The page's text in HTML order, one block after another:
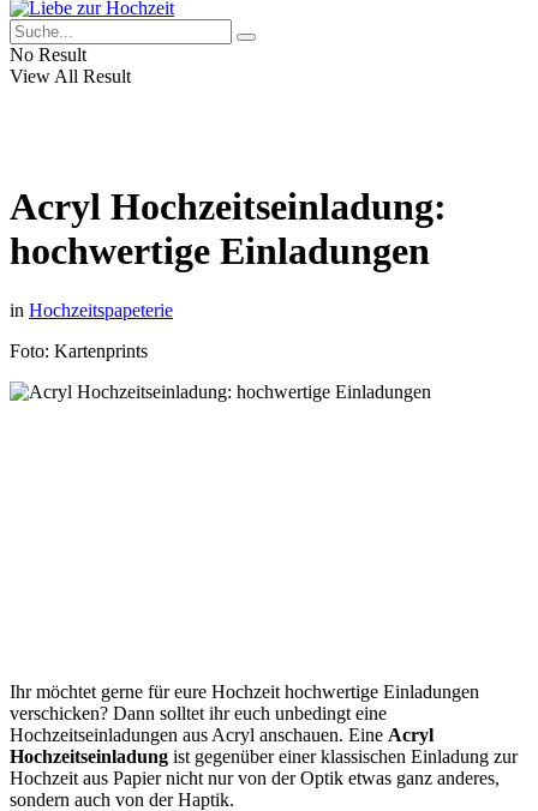
No Result
View All Result
Acryl Hochzeitseinladung:
hochwertige Einladungen
in Hochzeitspapeterie
Foto: Kartenprints
Ihr möchtet gerne für eure Hochzeit hochwertige Einladungen
verschicken? Dann solltet ihr euch unbedingt eine
Hochzeitseinladungen aus Acryl anschauen. Eine Acryl
Hochzeitseinladung ist gegenüber einer klassischen Einladung zur
Hochzeit aus Papier nicht nur von der Optik etwas ganz anderes,
sondern auch von der Haptik.